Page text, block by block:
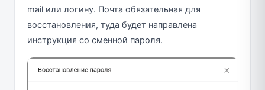
mail или логину. Почта обязательная для
восстановления, туда будет направлена
инструкция со сменной пароля.